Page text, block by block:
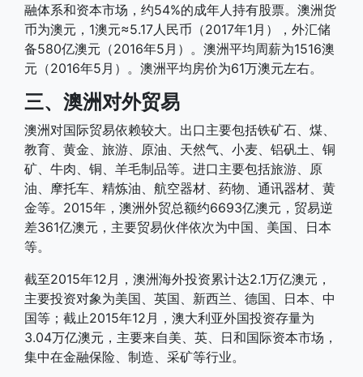
融体系和资本市场，约54%的成年人持有股票。澳洲货
币为澳元，1澳元≈5.17人民币（2017年1月），外汇储
备580亿澳元（2016年5月）。澳洲平均周薪为1516澳
元（2016年5月）。澳洲平均房价为61万澳元左右。
三、澳洲对外贸易
澳洲对国际贸易依赖较大。出口主要包括铁矿石、煤、
教育、黄金、旅游、原油、天然气、小麦、铝矾土、铜
矿、牛肉、铜、羊毛制品等。进口主要包括旅游、原
油、摩托车、精炼油、航空器材、药物、通讯器材、黄
金等。2015年，澳洲外贸总额约6693亿澳元，贸易逆
差361亿澳元，主要贸易伙伴依次为中国、美国、日本
等。
截至2015年12月，澳洲海外投资累计达2.1万亿澳元，
主要投资对象为美国、英国、新西兰、德国、日本、中
国等；截止2015年12月，澳大利亚外国投资存量为
3.04万亿澳元，主要来自美、英、日和国际资本市场，
集中在金融保险、制造、采矿等行业。